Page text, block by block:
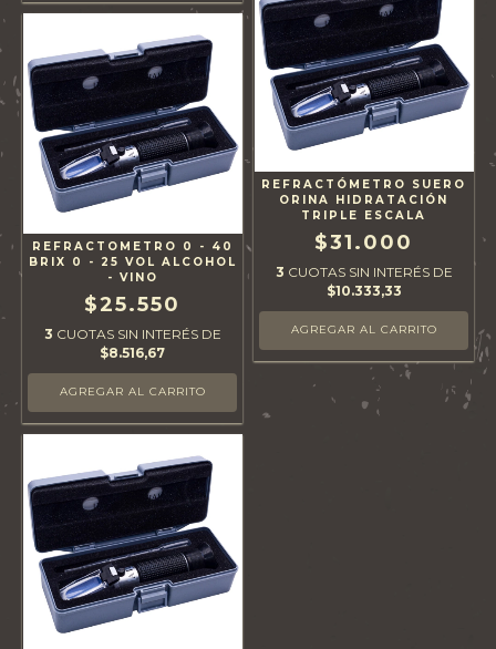
REFRACTOMETRO 0 - 40
BRIX 0 - 25 VOL ALCOHOL
- VINO
$25.550
3 CUOTAS SIN INTERÉS DE
$8.516,67
REFRACTÓMETRO SUERO
ORINA HIDRATACIÓN
TRIPLE ESCALA
$31.000
3 CUOTAS SIN INTERÉS DE
$10.333,33